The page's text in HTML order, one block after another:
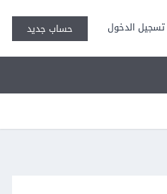
تسجيل الدخول حساب جديد